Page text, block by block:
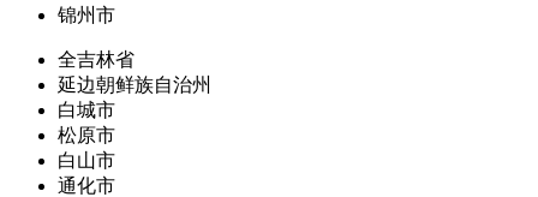
锦州市
全吉林省
延边朝鲜族自治州
白城市
松原市
白山市
通化市